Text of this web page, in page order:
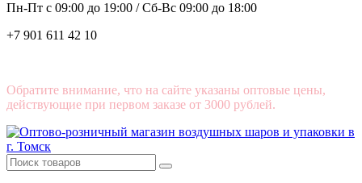
Пн-Пт с 09:00 до 19:00 /Сб-Вс 09:00 до 18:00
+7 901 611 42 10
Обратите внимание, что на сайте указаны оптовые цены,
действующие при первом заказе от 3000 рублей.